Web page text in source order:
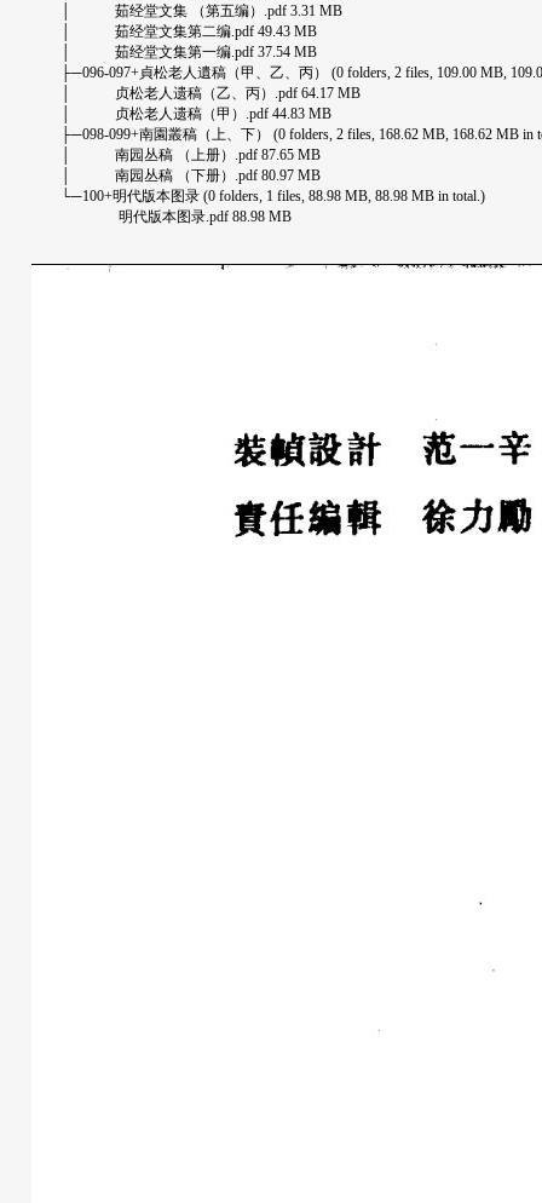
│ 茹经堂文集 （第五编）.pdf 3.31 MB
│ 茹经堂文集第二编.pdf 49.43 MB
│ 茹经堂文集第一编.pdf 37.54 MB
├─096-097+貞松老人遺稿（甲、乙、丙） (0 folders, 2 files, 109.00 MB,
│ 贞松老人遗稿（乙、丙）.pdf 64.17 MB
│ 贞松老人遗稿（甲）.pdf 44.83 MB
├─098-099+南園叢稿（上、下） (0 folders, 2 files, 168.62 MB, 168.62 MB in
│ 南园丛稿 （上册）.pdf 87.65 MB
│ 南园丛稿 （下册）.pdf 80.97 MB
└─100+明代版本图录 (0 folders, 1 files, 88.98 MB, 88.98 MB in total.)
明代版本图录.pdf 88.98 MB